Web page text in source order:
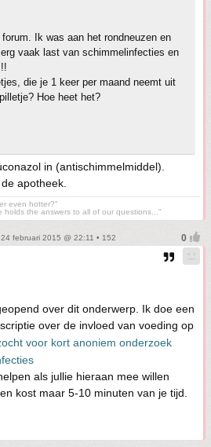
forum. Ik was aan het rondneuzen en
vaak last van schimmelinfecties en
die je 1 keer per maand neemt uit
Hoe heet het?
in (antischimmelmiddel).
apotheek.
even hotter?"
holds the answers to all of our questions..."
februari 2015 @ 22:11 • 152
over dit onderwerp. Ik doe een
over de invloed van voeding op
voor kort anoniem onderzoek
als jullie hieraan mee willen
kost maar 5-10 minuten van je tijd.